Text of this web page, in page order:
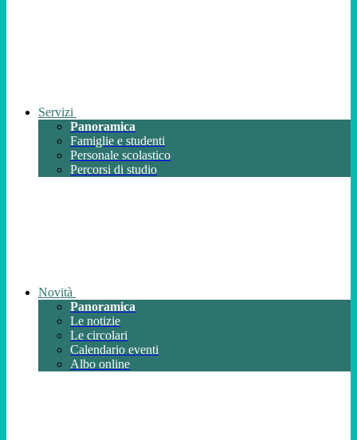
Servizi
Panoramica
Famiglie e studenti
Personale scolastico
Percorsi di studio
Novità
Panoramica
Le notizie
Le circolari
Calendario eventi
Albo online